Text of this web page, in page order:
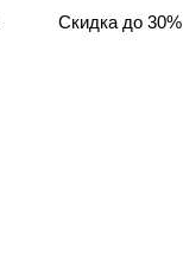
Скидка до 30%